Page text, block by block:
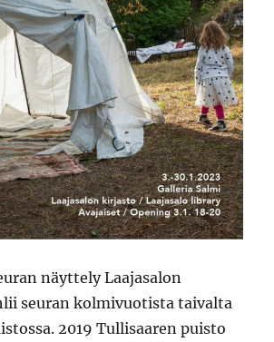
näyttely Laajasalon
seuran kolmivuotista taivalta
2019 Tullisaaren puisto